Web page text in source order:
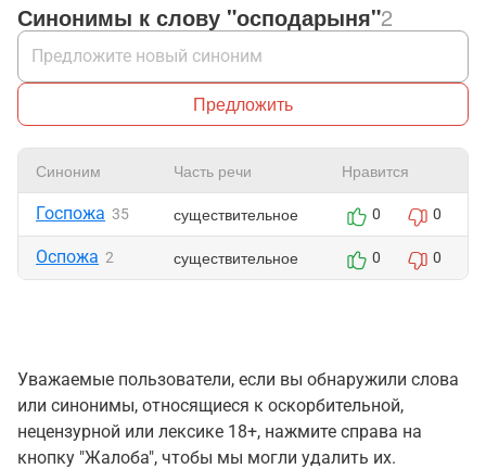
Синонимы к слову "осподарыня"2
Предложить
Синоним Часть речи Нравится
Госпожа 35 существительное 0 0
Оспожа 2 существительное 0 0
Уважаемые пользователи, если вы обнаружили слова
или синонимы, относящиеся к оскорбительной,
нецензурной или лексике 18+, нажмите справа на
кнопку "Жалоба", чтобы мы могли удалить их.